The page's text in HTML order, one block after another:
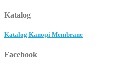
Katalog
Katalog Kanopi Membrane
Facebook